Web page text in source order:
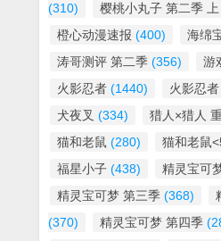
(310)
樱桃小丸子 第二季 上
橙心动漫速报 (400) 海绵
涛哥测评 第二季 (356) 游
火影忍者 (1440) 火影忍
犬夜叉 (334) 猎人×猎人
猫和老鼠 (280) 猫和老鼠
福星小子 (438) 精灵宝可
精灵宝可梦 第三季 (368)
(370)
精灵宝可梦 第四季